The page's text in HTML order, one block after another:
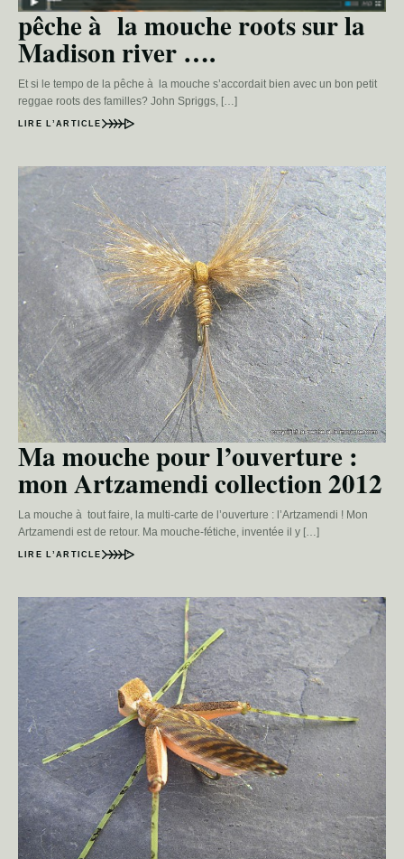
pêche à la mouche roots sur la
Madison river ….
Et si le tempo de la pêche à la mouche s’accordait bien avec un bon petit
reggae roots des familles? John Spriggs, […]
LIRE L’ARTICLE
Ma mouche pour l’ouverture :
mon Artzamendi collection 2012
La mouche à tout faire, la multi-carte de l’ouverture : l’Artzamendi ! Mon
Artzamendi est de retour. Ma mouche-fétiche, inventée il y […]
LIRE L’ARTICLE